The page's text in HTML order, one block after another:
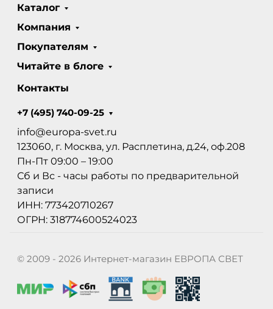
Каталог
Компания
Покупателям
Читайте в блоге
Контакты
+7 (495) 740-09-25
info@europa-svet.ru
123060, г. Москва, ул. Расплетина, д.24, оф.208
Пн-Пт 09:00 – 19:00
Сб и Вс - часы работы по предварительной
записи
ИНН: 773420710267
ОГРН: 318774600524023
© 2009 - 2026 Интернет-магазин ЕВРОПА СВЕТ